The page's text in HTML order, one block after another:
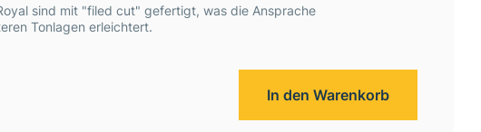
sind mit "filed cut" gefertigt, was die Ansprache
Tonlagen erleichtert.
In den Warenkorb